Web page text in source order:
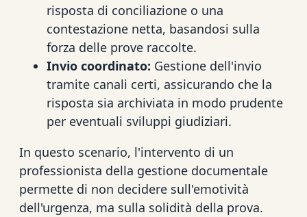
risposta di conciliazione o una
contestazione netta, basandosi sulla
forza delle prove raccolte.
Invio coordinato: Gestione dell'invio
tramite canali certi, assicurando che la
risposta sia archiviata in modo prudente
per eventuali sviluppi giudiziari.
In questo scenario, l'intervento di un
professionista della gestione documentale
permette di non decidere sull'emotività
dell'urgenza, ma sulla solidità della prova.